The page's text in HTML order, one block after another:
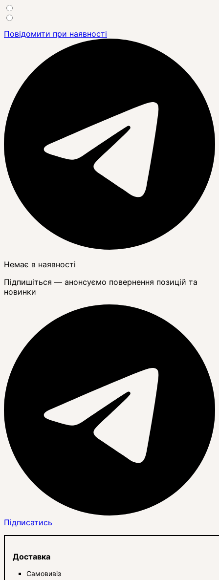
Повідомити при наявності
Немає в наявності
Підпишіться — анонсуємо повернення позицій та
новинки
Підписатись
Доставка
Самовивіз